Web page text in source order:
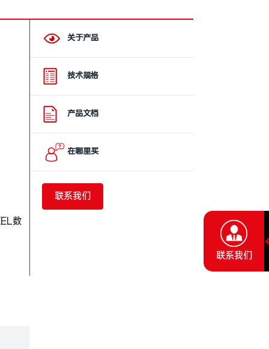
关于产品
技术规格
产品文档
在哪里买
联系我们
数
联系我们